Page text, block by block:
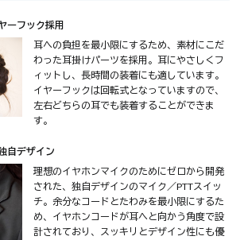
ーフック採用
耳への負担を最小限にするため、素材にこだ
わった耳掛けパーツを採用。耳にやさしくフ
ィットし、長時間の装着にも適しています。
イヤーフックは回転式となっていますので、
左右どちらの耳でも装着することができま
す。
自デザイン
理想のイヤホンマイクのためにゼロから開発
された、独自デザインのマイク／PTTスイッ
チ。余分なコードとたわみを最小限にするた
め、イヤホンコードが耳へと向かう角度で設
計されており、スッキリとデザイン性にも優